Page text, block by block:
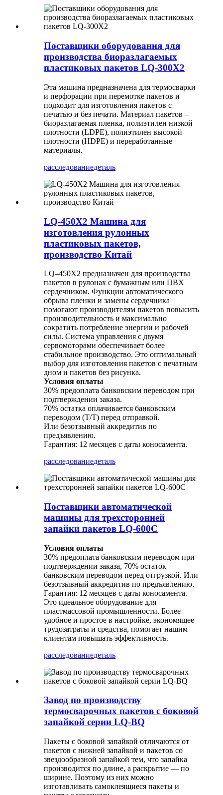
Поставщики оборудования для
производства биоразлагаемых
пластиковых пакетов LQ-300X2
Эта машина предназначена для термосварки
и перфорации при перемотке пакетов и
подходит для изготовления пакетов с
печатью и без печати. ​​Материал пакетов –
биоразлагаемая пленка, полиэтилен низкой
плотности (LDPE), полиэтилен высокой
плотности (HDPE) и переработанные
материалы.
расследованиедеталь
LQ-450X2 Машина для
изготовления рулонных
пластиковых пакетов,
производство Китай
LQ–450X2 предназначен для производства
пакетов в рулонах с бумажным или ПВХ
сердечником. Функции автоматического
обрыва пленки и замены сердечника
помогают производителям пакетов повысить
производительность и максимально
сократить потребление энергии и рабочей
силы. Система управления с двумя
сервомоторами обеспечивает более
стабильное производство. Это оптимальный
выбор для изготовления пакетов с печатным
дном и пакетов без рисунка.
Условия оплаты
30% предоплата банковским переводом при
подтверждении заказа.
70% остатка оплачивается банковским
переводом (T/T) перед отправкой.
Или безотзывный аккредитив по
предъявлению.
Гарантия: 12 месяцев с даты коносамента.
расследованиедеталь
Поставщики автоматической
машины для трехсторонней
запайки пакетов LQ-600C
Условия оплаты
30% предоплата банковским переводом при
подтверждении заказа, 70% остаток
банковским переводом перед отгрузкой. Или
безотзывный аккредитив по предъявлению.
Гарантия: 12 месяцев с даты коносамента.
Это идеальное оборудование для
пластмассовой промышленности. Более
удобное и простое в настройке, экономящее
трудозатраты и средства, помогает нашим
клиентам повышать эффективность.
расследованиедеталь
Завод по производству
термосварочных пакетов с боковой
запайкой серии LQ-BQ
Пакеты с боковой запайкой отличаются от
пакетов с нижней запайкой и пакетов со
звездообразной запайкой тем, что запайка
производится по длине, а раскрытие — по
ширине. Поэтому из них можно
изготавливать самоклеящиеся пакеты и